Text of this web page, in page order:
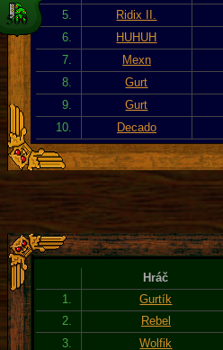
5.
Ridix II.
6.
HUHUH
7.
Mexn
8.
Gurt
9.
Gurt
10.
Decado
Hráč
1.
Gurtík
2.
Rebel
3.
Wolfik